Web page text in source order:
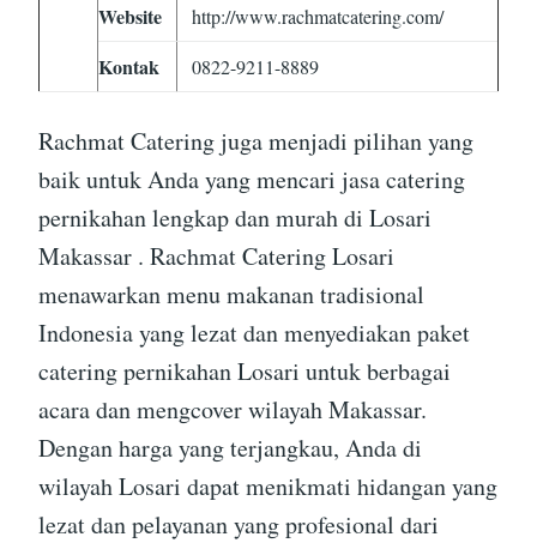
Website
http://www.rachmatcatering.com/
Kontak 0822-9211-8889
Rachmat Catering juga menjadi pilihan yang
baik untuk Anda yang mencari jasa catering
pernikahan lengkap dan murah di Losari
Makassar . Rachmat Catering Losari
menawarkan menu makanan tradisional
Indonesia yang lezat dan menyediakan paket
catering pernikahan Losari untuk berbagai
acara dan mengcover wilayah Makassar.
Dengan harga yang terjangkau, Anda di
wilayah Losari dapat menikmati hidangan yang
lezat dan pelayanan yang profesional dari